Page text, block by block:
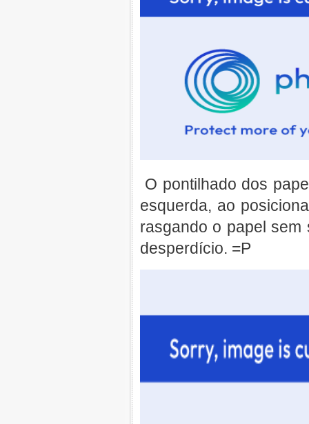
O pontilhado dos
esquerda, ao
rasgando o papel sem
desperdício. =P